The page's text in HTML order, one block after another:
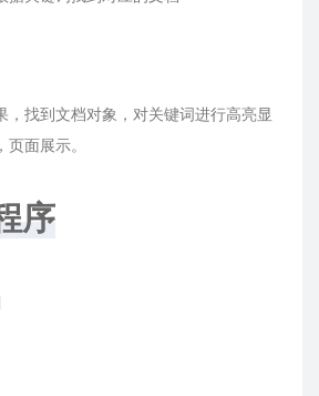
，找到文档对象，对关键词进行高亮显
面展示。
序